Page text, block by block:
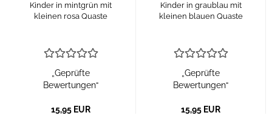
Kinder in mintgrün mit
kleinen rosa Quaste
„Geprüfte
Bewertungen“
15,95 EUR
Kinder in graublau mit
kleinen blauen Quaste
„Geprüfte
Bewertungen“
15,95 EUR